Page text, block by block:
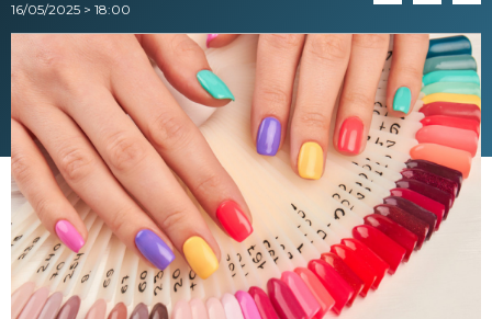
16/05/2025 > 18:00